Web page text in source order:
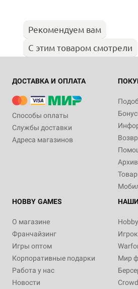
Рекомендуем вам
С этим товаром смотрели
ДОСТАВКА И ОПЛАТА
Способы оплаты
Службы доставки
Адреса магазинов
HOBBY GAMES
О магазине
Франчайзинг
Игры оптом
Корпоративные подарки
Работа у нас
Новости
Мир